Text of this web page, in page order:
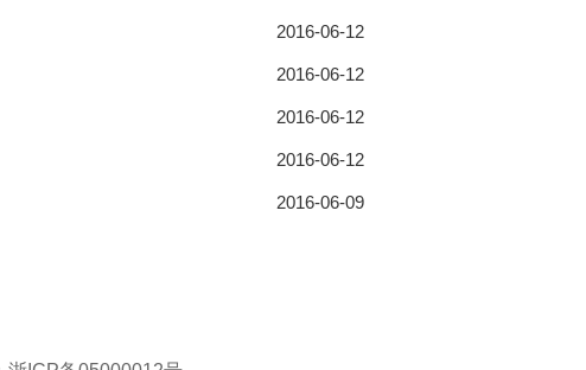
2016-06-12
2016-06-12
2016-06-12
2016-06-12
2016-06-09